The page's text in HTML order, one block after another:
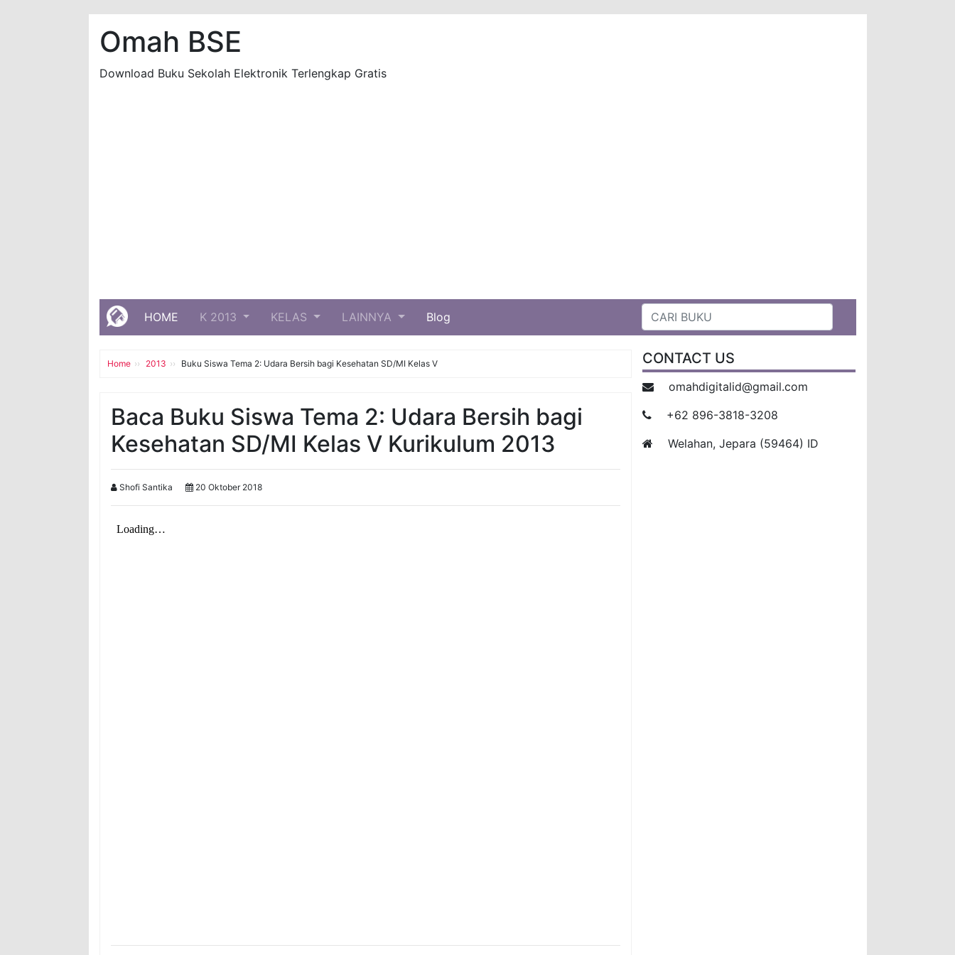
Omah BSE
Download Buku Sekolah Elektronik Terlengkap Gratis
HOME(current)
K 2013 KELAS LAINNYA Blog
Home 2013 Buku Siswa Tema 2: Udara Bersih bagi Kesehatan SD/MI Kelas V
Baca Buku Siswa Tema 2: Udara Bersih bagi
Kesehatan SD/MI Kelas V Kurikulum 2013
Shofi Santika 20 Oktober 2018
CONTACT US
omahdigitalid@gmail.com
+62 896-3818-3208
Welahan, Jepara (59464) ID